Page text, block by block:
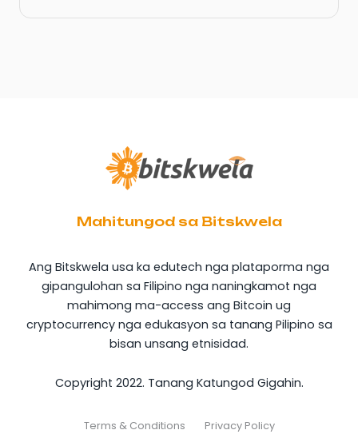
Mahitungod sa Bitskwela
Ang Bitskwela usa ka edutech nga plataporma nga
gipangulohan sa Filipino nga naningkamot nga
mahimong ma-access ang Bitcoin ug
cryptocurrency nga edukasyon sa tanang Pilipino sa
bisan unsang etnisidad.
Copyright 2022. Tanang Katungod Gigahin.
Terms & Conditions Privacy Policy